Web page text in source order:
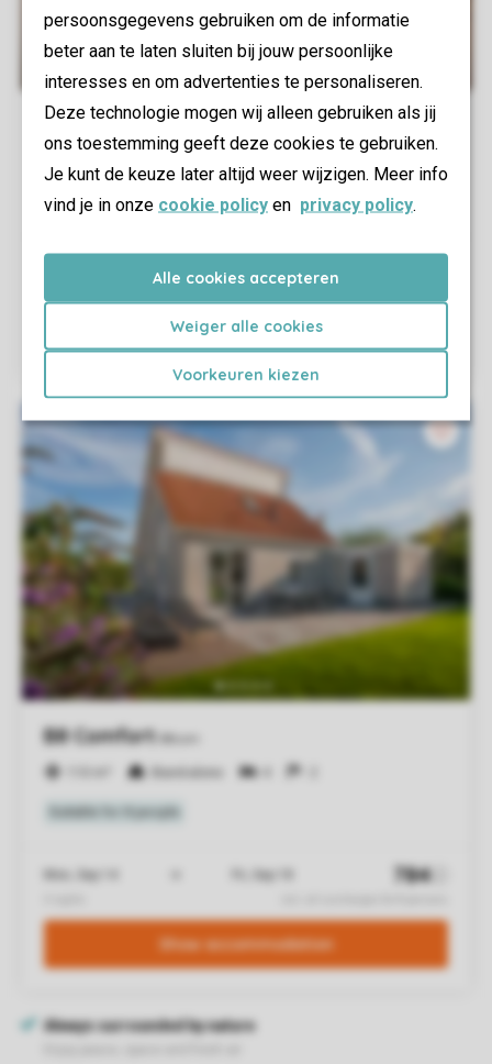
persoonsgegevens gebruiken om de informatie
beter aan te laten sluiten bij jouw persoonlijke
interesses en om advertenties te personaliseren.
Deze technologie mogen wij alleen gebruiken als jij
ons toestemming geeft deze cookies te gebruiken.
Je kunt de keuze later altijd weer wijzigen. Meer info
vind je in onze cookie policy en privacy policy.
Alle cookies accepteren
Weiger alle cookies
Voorkeuren kiezen